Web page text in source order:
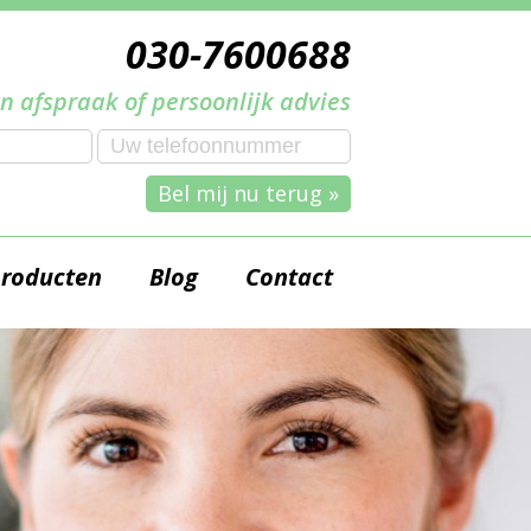
030-7600688
afspraak of persoonlijk advies
Bel mij nu terug »
Blog Contact